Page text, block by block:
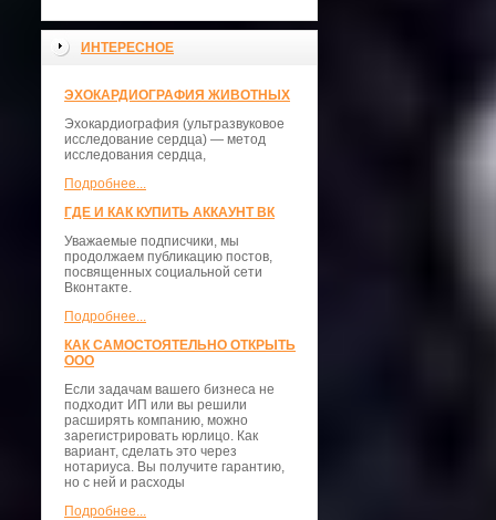
ИНТЕРЕСНОЕ
ЭХОКАРДИОГРАФИЯ ЖИВОТНЫХ
Эхокардиография (ультразвуковое
исследование сердца) — метод
исследования сердца,
Подробнее...
ГДЕ И КАК КУПИТЬ АККАУНТ ВК
Уважаемые подписчики, мы
продолжаем публикацию постов,
посвященных социальной сети
Вконтакте.
Подробнее...
КАК САМОСТОЯТЕЛЬНО ОТКРЫТЬ
ООО
Если задачам вашего бизнеса не
подходит ИП или вы решили
расширять компанию, можно
зарегистрировать юрлицо. Как
вариант, сделать это через
нотариуса. Вы получите гарантию,
но с ней и расходы
Подробнее...